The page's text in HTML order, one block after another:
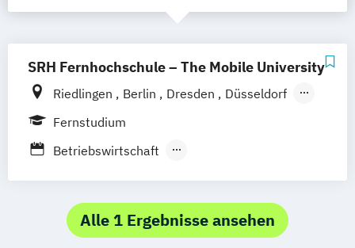
SRH Fernhochschule – The Mobile University
Riedlingen Berlin Dresden
Düsseldorf
Hamburg
Mannheim Wertheim
Frankfurt am Main Hamm Zürich Fürth
Fernstudium
Betriebswirtschaft
Kommunikation
Digital Business Management
Alle 1 Ergebnisse ansehen